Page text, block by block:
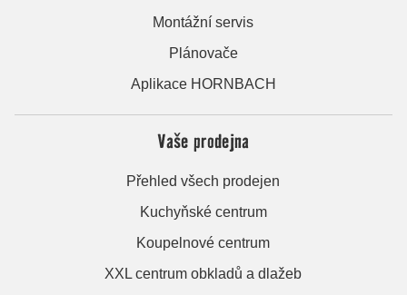
Montážní servis
Plánovače
Aplikace HORNBACH
Vaše prodejna
Přehled všech prodejen
Kuchyňské centrum
Koupelnové centrum
XXL centrum obkladů a dlažeb